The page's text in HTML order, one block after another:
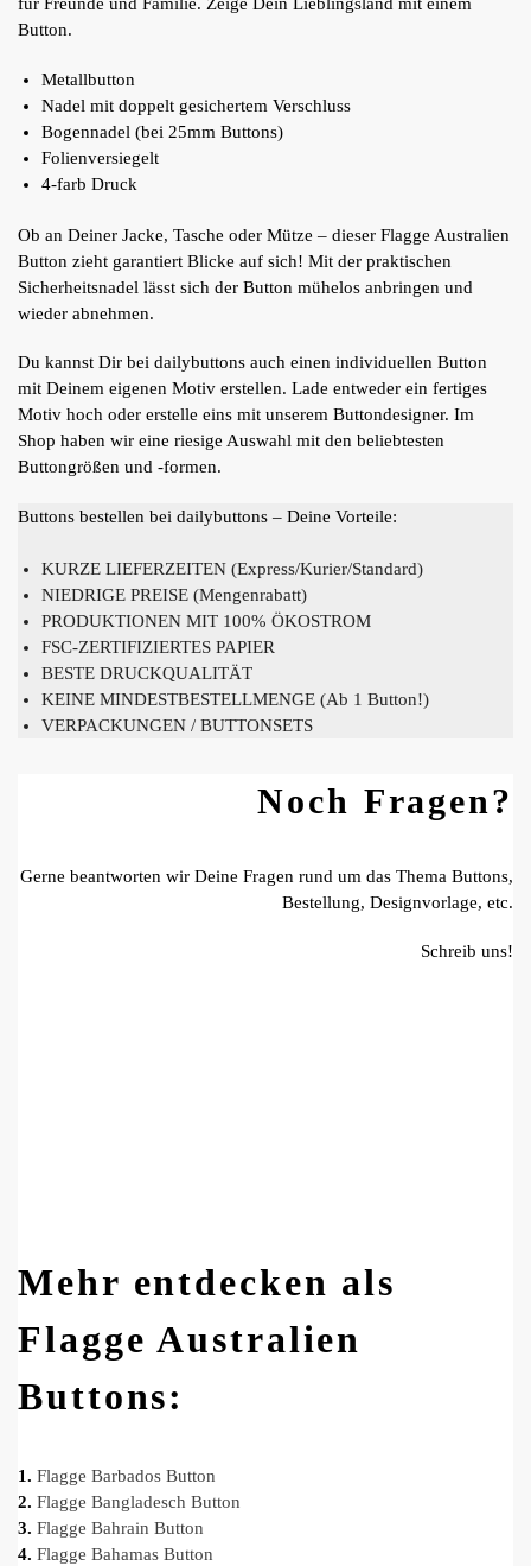
für Freunde und Familie. Zeige Dein Lieblingsland mit einem
Button.
Metallbutton
Nadel mit doppelt gesichertem Verschluss
Bogennadel (bei 25mm Buttons)
Folienversiegelt
4-farb Druck
Ob an Deiner Jacke, Tasche oder Mütze – dieser Flagge Australien
Button zieht garantiert Blicke auf sich! Mit der praktischen
Sicherheitsnadel lässt sich der Button mühelos anbringen und
wieder abnehmen.
Du kannst Dir bei dailybuttons auch einen individuellen Button
mit Deinem eigenen Motiv erstellen. Lade entweder ein fertiges
Motiv hoch oder erstelle eins mit unserem Buttondesigner. Im
Shop haben wir eine riesige Auswahl mit den beliebtesten
Buttongrößen und -formen.
Buttons bestellen bei dailybuttons – Deine Vorteile:
KURZE LIEFERZEITEN (Express/Kurier/Standard)
NIEDRIGE PREISE (Mengenrabatt)
PRODUKTIONEN MIT 100% ÖKOSTROM
FSC-ZERTIFIZIERTES PAPIER
BESTE DRUCKQUALITÄT
KEINE MINDESTBESTELLMENGE (Ab 1 Button!)
VERPACKUNGEN / BUTTONSETS
Noch Fragen?
Gerne beantworten wir Deine Fragen rund um das Thema Buttons,
Bestellung, Designvorlage, etc.
Schreib uns!
Mehr entdecken als
Flagge Australien
Buttons:
1. Flagge Barbados Button
2. Flagge Bangladesch Button
3. Flagge Bahrain Button
4. Flagge Bahamas Button